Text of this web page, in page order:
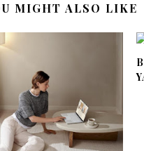
MIGHT ALSO LIKE